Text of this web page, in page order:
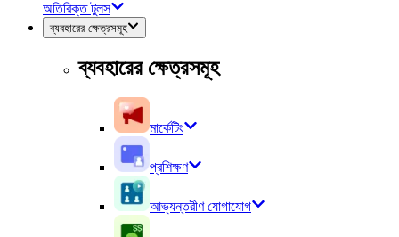
অতিরিক্ত টুলস
ব্যবহারের ক্ষেত্রসমূহ
ব্যবহারের ক্ষেত্রসমূহ
মার্কেটিং
প্রশিক্ষণ
আভ্যন্তরীণ যোগাযোগ